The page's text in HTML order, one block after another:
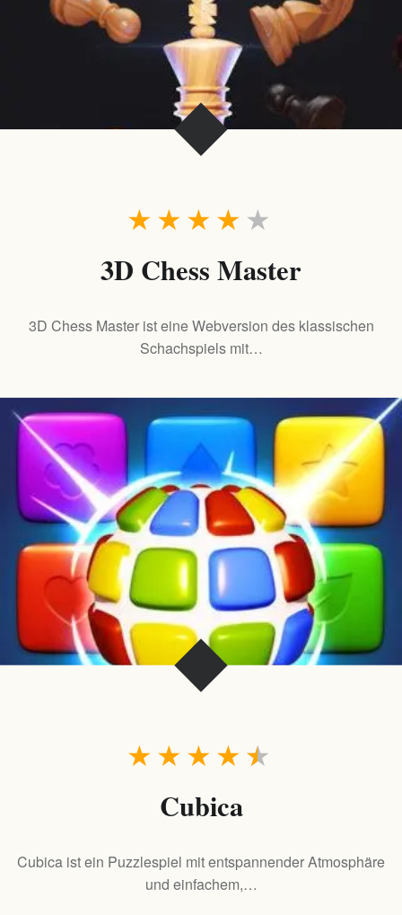
★
★
★
★
★
3D Chess Master
3D Chess Master ist eine Webversion des klassischen
Schachspiels mit…
★
★
★
★
★
Cubica
Cubica ist ein Puzzlespiel mit entspannender Atmosphäre
und einfachem,…